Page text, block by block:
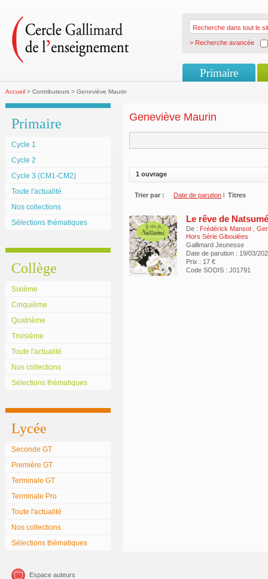
> Recherche avancée
Primaire
Accueil > Contributeurs > Geneviève Maurin
Primaire
Cycle 1
Cycle 2
Cycle 3 (CM1-CM2)
Toute l'actualité
Nos collections
Sélections thématiques
Collège
Sixième
Cinquième
Quatrième
Troisième
Toute l'actualité
Nos collections
Sélections thématiques
Lycée
Seconde GT
Première GT
Terminale GT
Terminale Pro
Toute l'actualité
Nos collections
Sélections thématiques
Espace auteurs
Geneviève Maurin
1 ouvrage
Trier par : Date de parution l Titres
Le rêve de Natsumé
De : Frédérick Mansot
Hors Série Giboulées
Gallimard Jeunesse
Date de parution : 19/03/
Prix : 17 €
Code SODIS : J01791